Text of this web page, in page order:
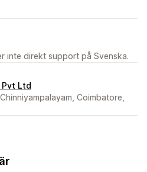
inte direkt support på Svenska.
Ltd
Coimbatore,